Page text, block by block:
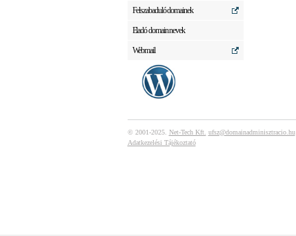
Felszabaduló domainek
Eladó domain nevek
Webmail
© 2001-2025. Net-Tech Kft. ufsz@domainadminisztracio.hu
Adatkezelési Tájékoztató